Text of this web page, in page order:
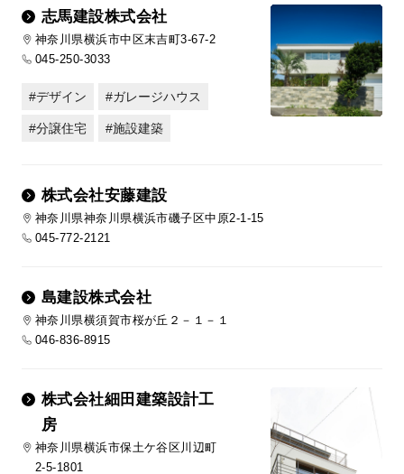
志馬建設株式会社
神奈川県横浜市中区末吉町3-67-2
045-250-3033
デザイン ガレージハウス
分譲住宅 施設建築
株式会社安藤建設
神奈川県神奈川県横浜市磯子区中原2-1-15
045-772-2121
島建設株式会社
神奈川県横須賀市桜が丘２－１－１
046-836-8915
株式会社細田建築設計工
房
神奈川県横浜市保土ケ谷区川辺町
2-5-1801